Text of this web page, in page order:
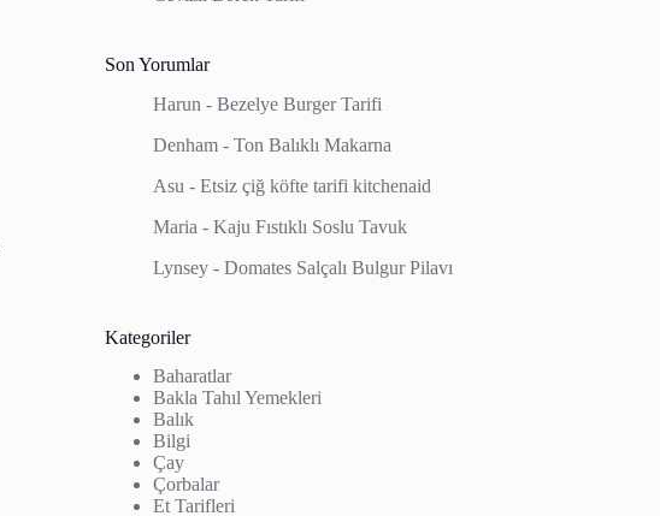
Son Yorumlar
Harun -Bezelye Burger Tarifi
Denham -Ton Balıklı Makarna
Asu -Etsiz çiğ köfte tarifi kitchenaid
Maria -Kaju Fıstıklı Soslu Tavuk
Lynsey -Domates Salçalı Bulgur Pilavı
Kategoriler
Baharatlar
Bakla Tahıl Yemekleri
Balık
Bilgi
Çay
Çorbalar
Et Tarifleri